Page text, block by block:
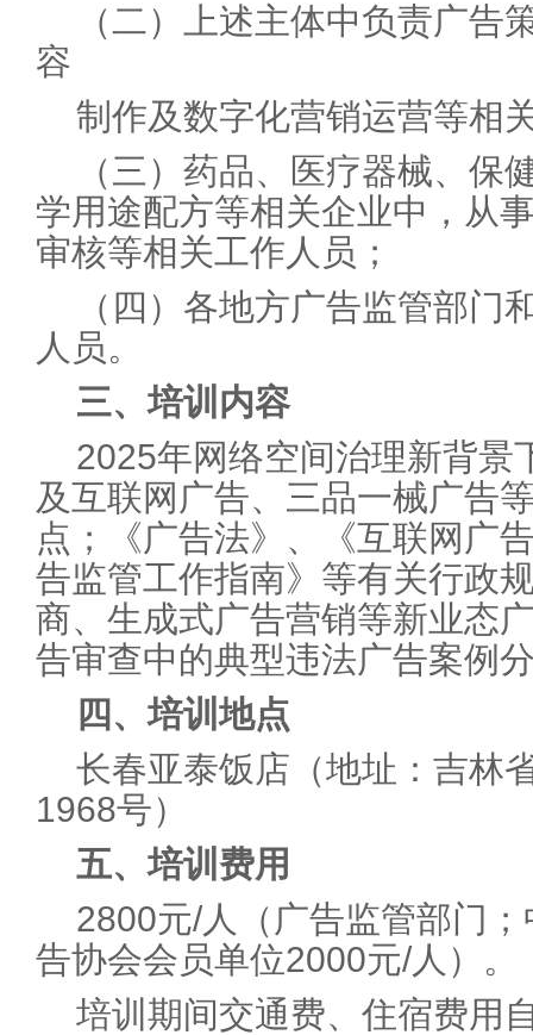
（二）上述主体中负责广告
容
制作及数字化营销运营等相
（三）药品、医疗器械、保
学用途配方等相关企业中，从
审核等相关工作人员；
（四）各地方广告监管部门
人员。
三、培训内容
2025年网络空间治理新背景
及互联网广告、三品一械广告
点；《广告法》、《互联网广
告监管工作指南》等有关行政
商、生成式广告营销等新业态
告审查中的典型违法广告案例
四、培训地点
长春亚泰饭店（地址：吉林
1968号）
五、培训费用
2800元/人（广告监管部门
告协会会员单位2000元/人）。
培训期间交通费、住宿费用